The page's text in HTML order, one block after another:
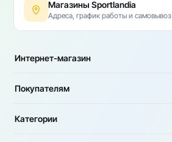
Магазины Sportlandia
Адреса, график работы и самовывоз
Интернет-магазин
Покупателям
Категории